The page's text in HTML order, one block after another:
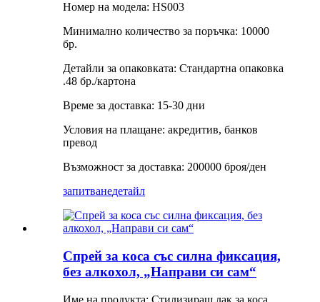
Номер на модела: HS003
Минимално количество за поръчка: 10000
бр.
Детайли за опаковката: Стандартна опаковка
.48 бр./картона
Време за доставка: 15-30 дни
Условия на плащане: акредитив, банков
превод
Възможност за доставка: 200000 броя/ден
запитванедетайл
Спрей за коса със силна фиксация,
без алкохол, „Направи си сам“
Име на продукта: Стилизиращ лак за коса